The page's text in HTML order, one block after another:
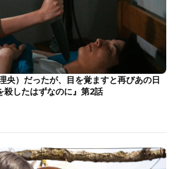
央）だったが、目を覚ますと再びあの日
したはずなのに』第2話